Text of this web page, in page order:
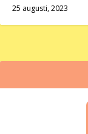
25 augusti, 2023